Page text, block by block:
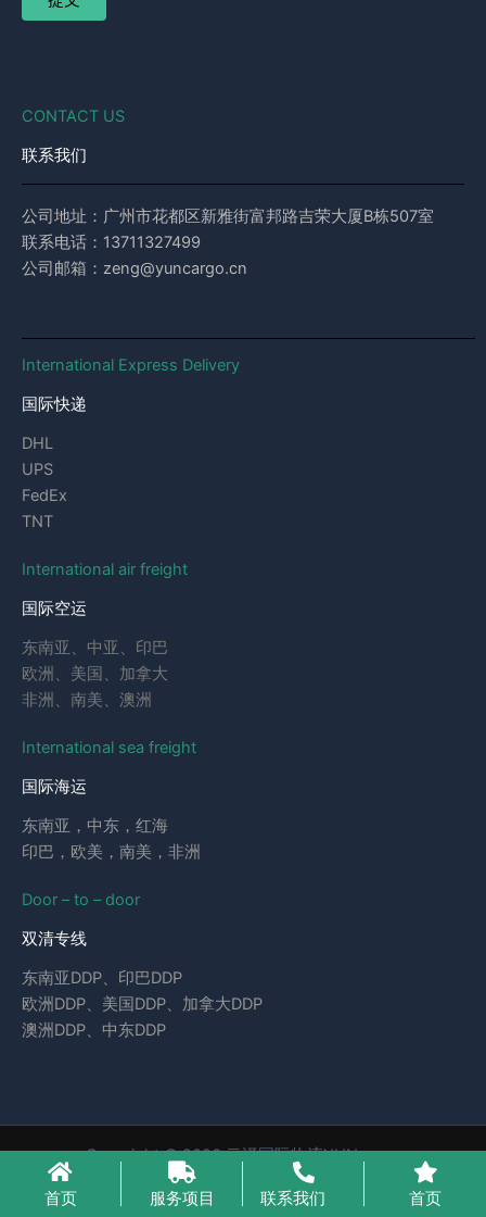
CONTACT US
联系我们
公司地址：广州市花都区新雅街富邦路吉荣大厦B栋507室
联系电话：13711327499
公司邮箱：zeng@yuncargo.cn
International Express Delivery
国际快递
DHL
UPS
FedEx
TNT
International air freight
国际空运
东南亚、中亚、印巴
欧洲、美国、加拿大
非洲、南美、澳洲
International sea freight
国际海运
东南亚，中东，红海
印巴，欧美，南美，非洲
Door – to – door
双清专线
东南亚DDP、印巴DDP
欧洲DDP、美国DDP、加拿大DDP
澳洲DDP、中东DDP
Copyright © 2026 云泽国际物流YUNcargo
粤ICP备2023046221号-1
首页 服务项目 联系我们 首页